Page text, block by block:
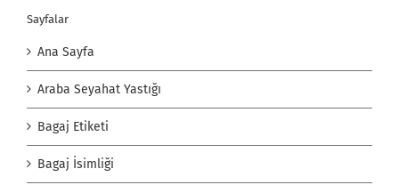
Sayfalar
Ana Sayfa
Araba Seyahat Yastığı
Bagaj Etiketi
Bagaj İsimliği